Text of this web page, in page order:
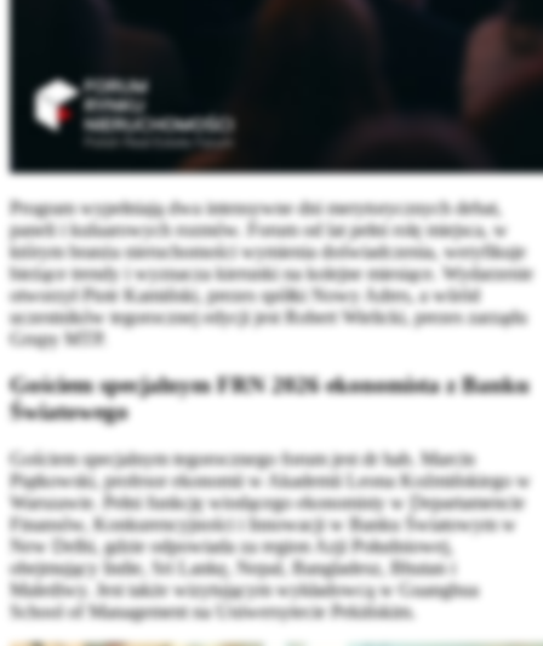
Program wypełniają dwa intensywne dni merytorycznych debat,
paneli i kuluarowych rozmów. Forum od lat pełni rolę miejsca, w
którym branża nieruchomości wymienia doświadczenia, weryfikuje
bieżące trendy i wyznacza kierunki na kolejne miesiące. Wydarzenie
otworzyłPiotr Kamiński, prezes spółki Nowy Adres, a wśród
uczestników tegorocznej edycji jest Robert Wielicki, prezes zarządu
Grupy MTP.
Gościem specjalnym FRN 2026 ekonomista z Banku
Światowego
Gościem specjalnym tegorocznego forum jest dr hab. Marcin
Piątkowski, profesor ekonomii w Akademii Leona Koźmińskiego w
Warszawie. Pełni funkcję wiodącego ekonomisty w Departamencie
Finansów, Konkurencyjności i Innowacji w Banku Światowym w
New Delhi, gdzie odpowiada za region Azji Południowej,
obejmujący Indie, Sri Lankę, Nepal, Bangladesz, Bhutan i
Malediwy. Jest także wizytującym wykładowcą w Guanghua
School of Management na Uniwersytecie Pekińskim.